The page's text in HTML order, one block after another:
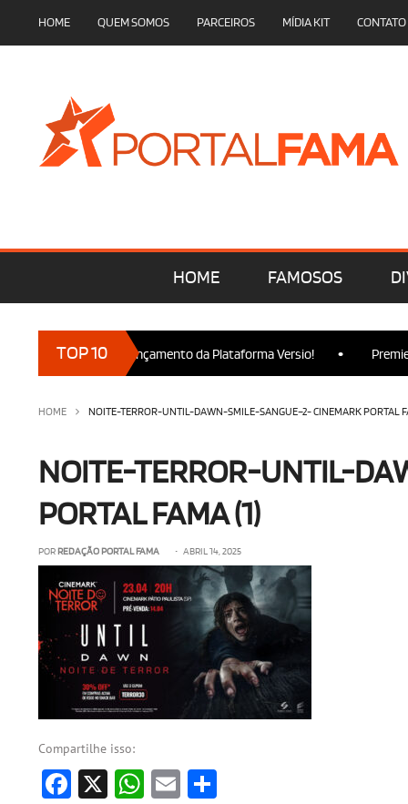
HOME QUEM SOMOS PARCEIROS MÍDIA KIT CONTATO
HOME FAMOSOS
TOP 10
presença no Lançamento da Plataforma Versio! • Premiere
HOME NOITE-TERROR-UNTIL-DAWN-SMILE-SANGUE–2- CINEMARK PORTAL
NOITE-TERROR-UNTIL-
PORTAL FAMA (1)
POR REDAÇÃO PORTAL FAMA • ABRIL 14, 2025
Compartilhe isso:
Facebook
X WhatsApp
Email